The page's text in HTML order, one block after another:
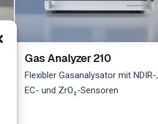
Gas Analyzer 210
Flexibler Gasanalysator mit NDIR-,
EC- und ZrO₂-Sensoren